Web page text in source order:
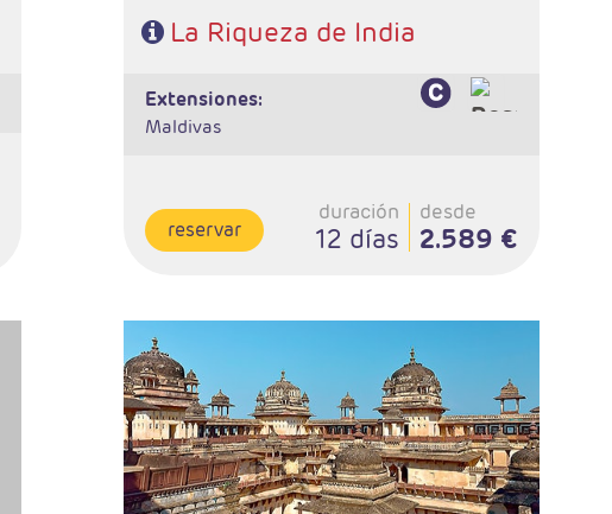
La Riqueza de India
extensiones:
Maldivas
reservar
duración
12 días
desde
2.589 €
- Salidas: Lunes
- Ruta: 1 noche en Delhi, 2 noches en Udaipur, 1 noche
en Jodhpur, 2 noches en Jaipur, 2 noches en Agra, 1
noche en Orchha, 1 noche en Khajuraho, 2 noches en
Varanasi, 1 noche en Delhi
- Categoría hotelera: Estándar, Primera y Superior
- Régimen: Media Pensión (13 desayunos y 12 cenas)